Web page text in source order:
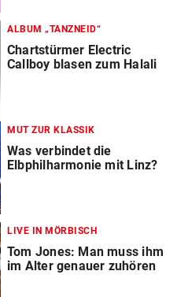
ALBUM „TANZNEID“
Chartstürmer Electric
Callboy blasen zum Halali
MUT ZUR KLASSIK
Was verbindet die
Elbphilharmonie mit Linz?
LIVE IN MÖRBISCH
Tom Jones: Man muss ihm
im Alter genauer zuhören